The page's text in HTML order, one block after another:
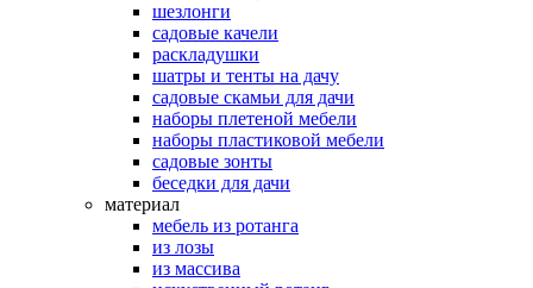
шезлонги
садовые качели
раскладушки
шатры и тенты на дачу
садовые скамьи для дачи
наборы плетеной мебели
наборы пластиковой мебели
садовые зонты
беседки для дачи
материал
мебель из ротанга
из лозы
из массива